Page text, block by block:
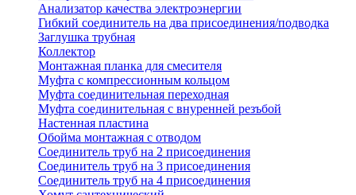
Анализатор качества электроэнергии
Гибкий соединитель на два присоединения/подводка
Заглушка трубная
Коллектор
Монтажная планка для смесителя
Муфта с компрессионным кольцом
Муфта соединительная переходная
Муфта соединительная с внуренней резъбой
Настенная пластина
Обойма монтажная с отводом
Соединитель труб на 2 присоединения
Соединитель труб на 3 присоединения
Соединитель труб на 4 присоединения